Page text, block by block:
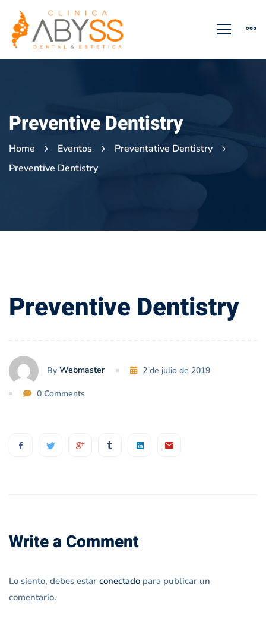
Preventive Dentistry
Home Eventos
Preventative Dentistry
Preventive Dentistry
Preventive
Preventive Dentistry
By Webmaster 2 de julio de 2019
0 Comments
Write a Comment
Lo siento, debes estar conectado para publicar un
comentario.